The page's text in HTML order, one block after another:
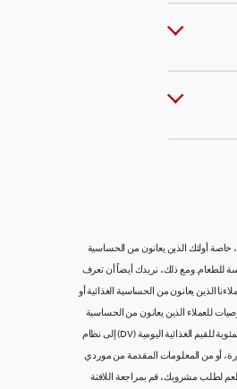
خاصة أولئك الذين يعانون من الحساسية
للطعام. ومع ذلك، نريدك أيضاً أن تعرف
الذين يعانون من الحساسية الغذائية أو
للعملاء الذين يعانون من الحساسية
الغذائية ولديهم احتياجات غذائية خاصة. إذا كانت لديك أسئلة حول طعامنا، يُرجى التواصل معنا مباشرة على تواصل معنا. تستند النسبة المئوية للقيم الغذائية اليومية (DV) والكميات الغذائية الموصى بها RDIs إلى القيم غير المقيدة. ** تستند النسبة المئوية للقيم الغذائية اليومية (DV) إلى نظام
أو من المعلومات المقدمة من موردي
لطلب مشروبك، قم بمراجعة اللافتة